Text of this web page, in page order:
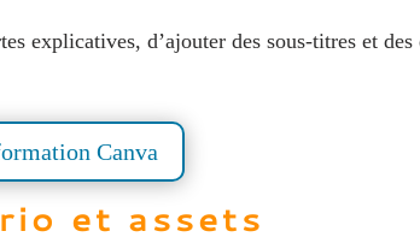
explicatives, d’ajouter des sous‑titres et
Canva
et assets